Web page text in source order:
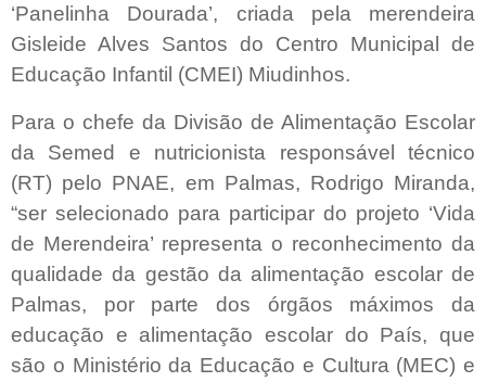
‘Panelinha Dourada’, criada pela merendeira
Gisleide Alves Santos do Centro Municipal de
Educação Infantil (CMEI) Miudinhos.
Para o chefe da Divisão de Alimentação Escolar
da Semed e nutricionista responsável técnico
(RT) pelo PNAE, em Palmas, Rodrigo Miranda,
“ser selecionado para participar do projeto ‘Vida
de Merendeira’ representa o reconhecimento da
qualidade da gestão da alimentação escolar de
Palmas, por parte dos órgãos máximos da
educação e alimentação escolar do País, que
são o Ministério da Educação e Cultura (MEC) e